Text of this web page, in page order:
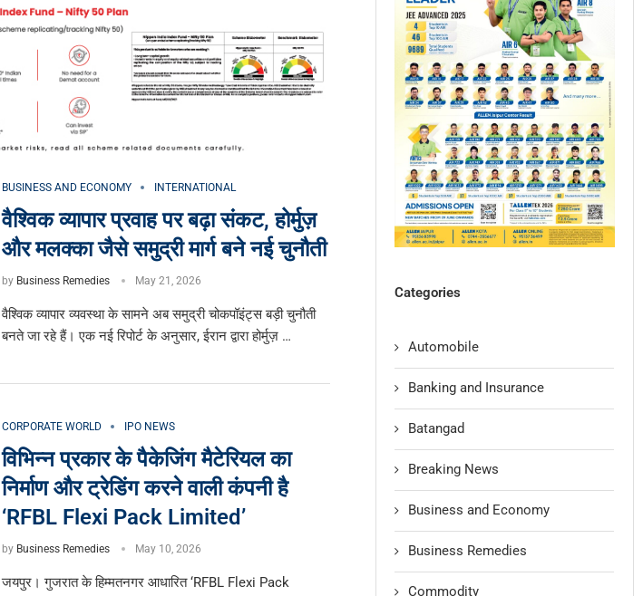
BUSINESS AND ECONOMY INTERNATIONAL
वैश्विक व्यापार प्रवाह पर बढ़ा संकट, होर्मुज़
और मलक्का जैसे समुद्री मार्ग बने नई चुनौती
by Business Remedies May 21, 2026
वैश्विक व्यापार व्यवस्था के सामने अब समुद्री चोकपॉइंट्स बड़ी चुनौती
बनते जा रहे हैं। एक नई रिपोर्ट के अनुसार, ईरान द्वारा होर्मुज़ …
CORPORATE WORLD IPO NEWS
विभिन्न प्रकार के पैकेजिंग मैटेरियल का
निर्माण और ट्रेडिंग करने वाली कंपनी है
‘RFBL Flexi Pack Limited’
by Business Remedies May 10, 2026
जयपुर। गुजरात के हिम्मतनगर आधारित ‘RFBL Flexi Pack
Categories
Automobile
Banking and Insurance
Batangad
Breaking News
Business and Economy
Business Remedies
Commodity